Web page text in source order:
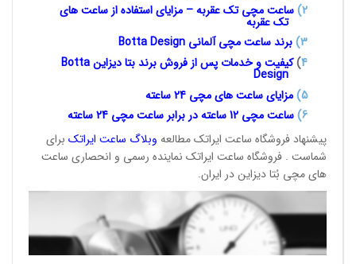
2) ساعت مچی تک عقربه – مزایای استفاده از ساعت های
تک عقربه
3
)برند ساعت مچی آلمانی Botta Design
4
)کیفیت و خدمات پس از فروش برند بتا دیزاینBotta
Design
5) مزایای ساعت های مچی 24
ساعته
6) ساعت مچی 12 ساعته در برابر ساعت
مچی 24 ساعته
پیشنهاد فروشگاه ساعت ایراتک مطالعه وبلاگ ساعت ایراتک برای
شماست . فروشگاه ساعت ایراتک نماینده رسمی و انحصاری ساعت
های مچی بُتا دیزاین در ایران.